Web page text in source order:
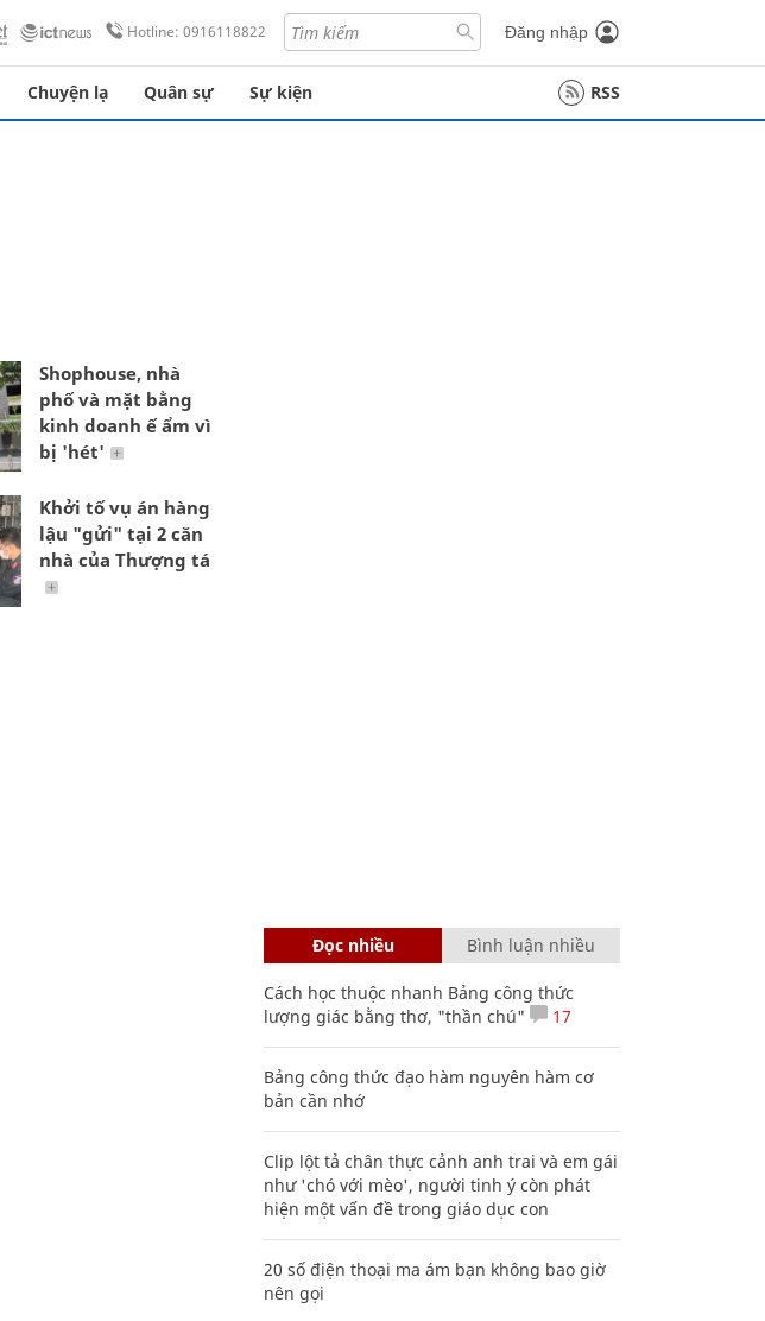
Hotline: 0916118822 Đăng nhập
Chuyện lạ Quân sự Sự kiện RSS
Shophouse, nhà
phố và mặt bằng
kinh doanh ế ẩm vì
bị 'hét'
Khởi tố vụ án hàng
lậu "gửi" tại 2 căn
nhà của Thượng tá
Đọc nhiều Bình luận nhiều
Cách học thuộc nhanh Bảng công thức
lượng giác bằng thơ, "thần chú"
17
Bảng công thức đạo hàm nguyên hàm cơ
bản cần nhớ
Clip lột tả chân thực cảnh anh trai và em gái
như 'chó với mèo', người tinh ý còn phát
hiện một vấn đề trong giáo dục con
20 số điện thoại ma ám bạn không bao giờ
nên gọi